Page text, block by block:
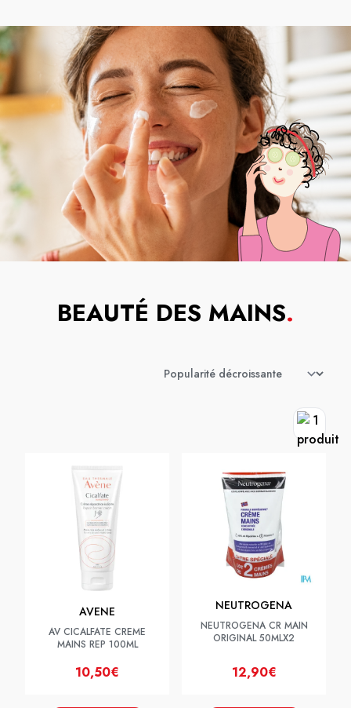
BEAUTÉ DES MAINS.
AVENE
AV CICALFATE CREME
MAINS REP 100ML
10,50€
NEUTROGENA
NEUTROGENA CR MAIN
ORIGINAL 50MLX2
12,90€